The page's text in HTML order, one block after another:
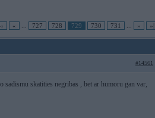
|« « 727 728 729 730 731 » »|
#14561
skatities negribas , bet ar humoru gan var,